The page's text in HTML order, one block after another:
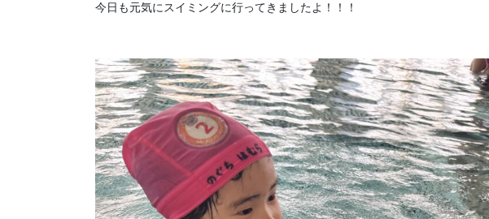
今日も元気にスイミングに行ってきましたよ！！！